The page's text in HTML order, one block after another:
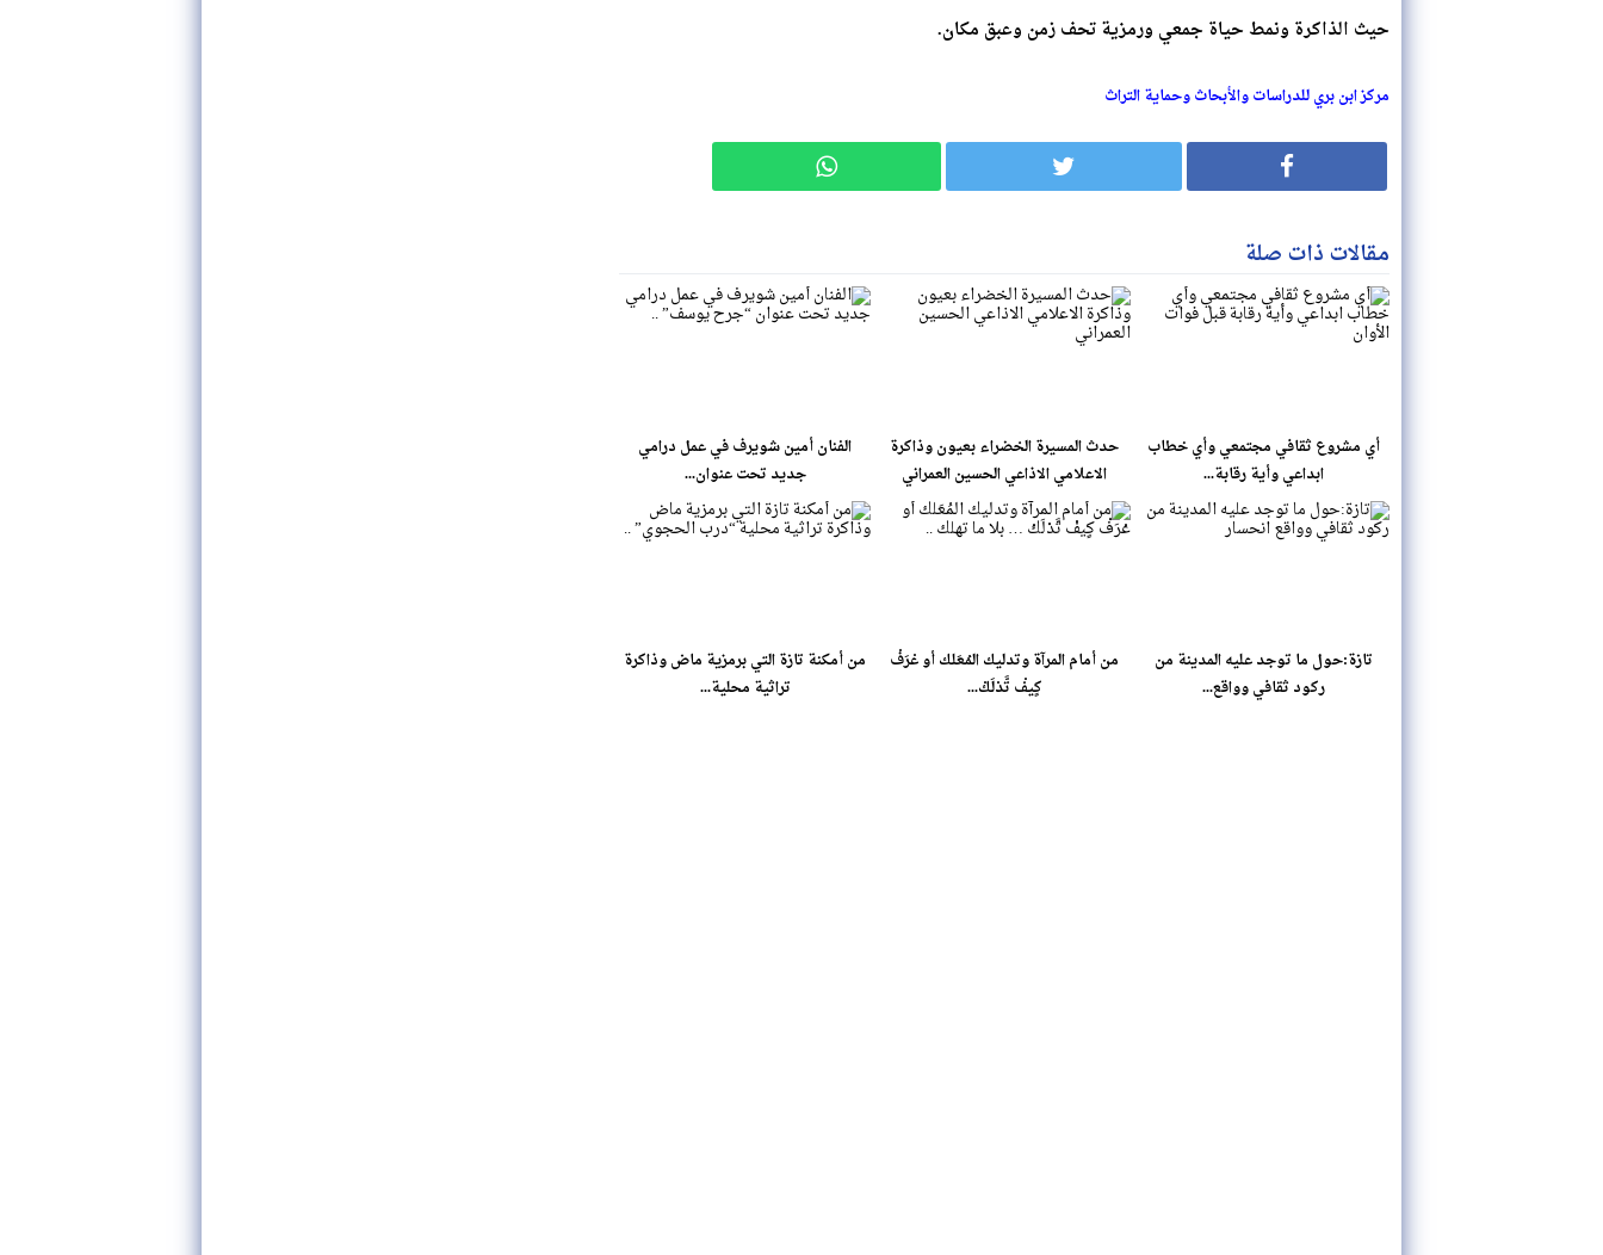
حيث الذاكرة ونمط حياة جمعي ورمزية تحف زمن وعبق مكان.
مركز ابن بري للدراسات والأبحاث وحماية التراث
مقالات ذات صلة
أي مشروع ثقافي مجتمعي وأي خطاب
ابداعي وأية رقابة...
حدث المسيرة الخضراء بعيون وذاكرة
الاعلامي الاذاعي الحسين العمراني
الفنان أمين شويرف في عمل درامي
جديد تحت عنوان...
تازة:حول ما توجد عليه المدينة من
ركود ثقافي وواقع...
من أمام المرآة وتدليك المُعَلك أو عْرَفْ
كٍيفْ تَّدْلَكْ...
من أمكنة تازة التي برمزية ماض وذاكرة
تراثية محلية...